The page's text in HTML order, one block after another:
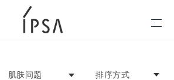
肌肤问题 排序方式